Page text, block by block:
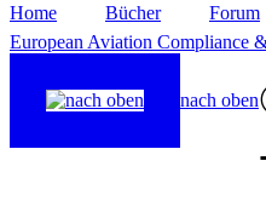
Home Bücher Forum
European Aviation Compliance
nach oben